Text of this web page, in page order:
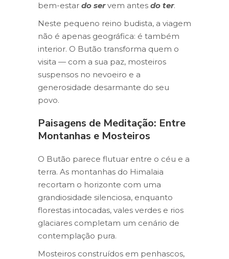
bem-estar do servem antes do ter.
Neste pequeno reino budista, a viagem
não é apenas geográfica: é também
interior. O Butão transforma quem o
visita — com a sua paz, mosteiros
suspensos no nevoeiro e a
generosidade desarmante do seu
povo.
Paisagens de Meditação: Entre
Montanhas e Mosteiros
O Butão parece flutuar entre o céu e a
terra. As montanhas do Himalaia
recortam o horizonte com uma
grandiosidade silenciosa, enquanto
florestas intocadas, vales verdes e rios
glaciares completam um cenário de
contemplação pura.
Mosteiros construídos em penhascos,